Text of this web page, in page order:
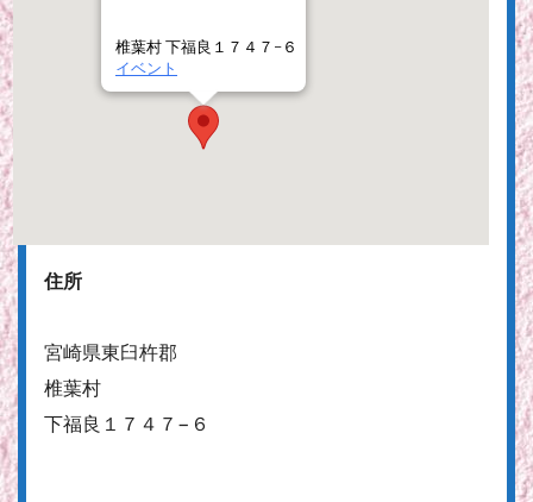
椎葉村 下福良１７４７−６
イベント
住所
宮崎県東臼杵郡
椎葉村
下福良１７４７−６